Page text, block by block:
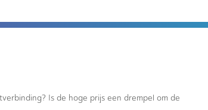
Is de hoge prijs een drempel om de